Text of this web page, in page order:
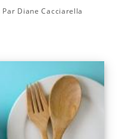
Par Diane Cacciarella